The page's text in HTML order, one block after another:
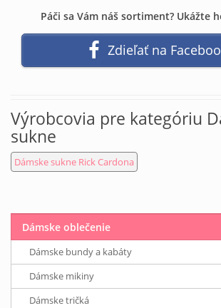
Páči sa Vám náš sortiment? Ukážte
Zdieľať na
Výrobcovia pre kategóriu
sukne
Dámske sukne Rick Cardona
Dámske oblečenie
Dámske bundy a kabáty
Dámske mikiny
Dámske tričká